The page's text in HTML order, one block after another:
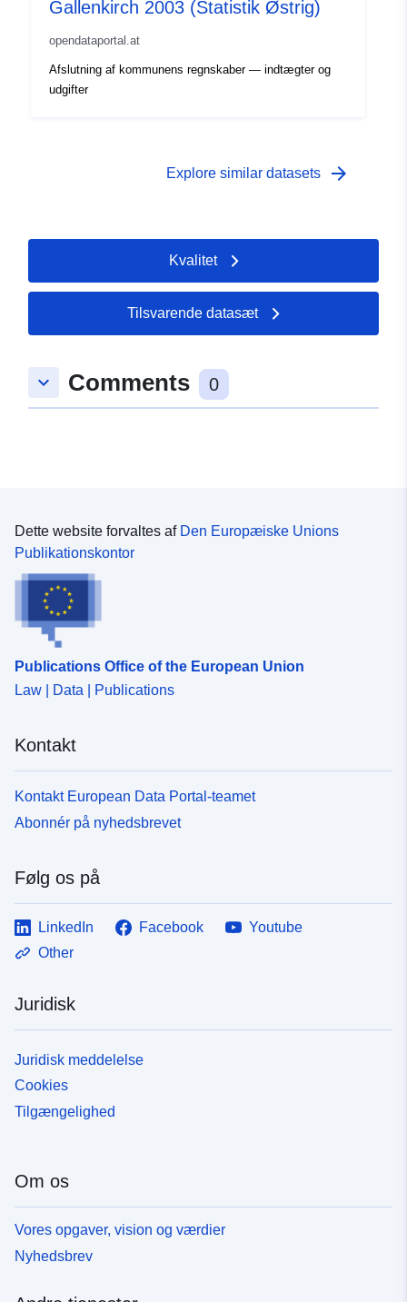
Gallenkirch 2003 (Statistik Østrig)
opendataportal.at
Afslutning af kommunens regnskaber — indtægter og
udgifter
Explore similar datasets arrow_forward
Kvalitet
Tilsvarende datasæt
keyboard_arrow_down Comments 0
Dette website forvaltes af Den Europæiske Unions
Publikationskontor
Publications Office of the European Union
Law | Data | Publications
Kontakt
Kontakt European Data Portal-teamet
Abonnér på nyhedsbrevet
Følg os på
LinkedIn Facebook
Youtube
Other
Juridisk
Juridisk meddelelse
Cookies
Tilgængelighed
Om os
Vores opgaver, vision og værdier
Nyhedsbrev